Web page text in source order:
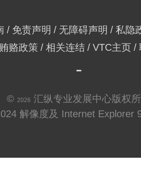
免责声明 无障碍声明
私隐
赂政策
相关连结 VTC主页
© 2026 汇纵专业发展中心版权
解像度及 Internet Explorer